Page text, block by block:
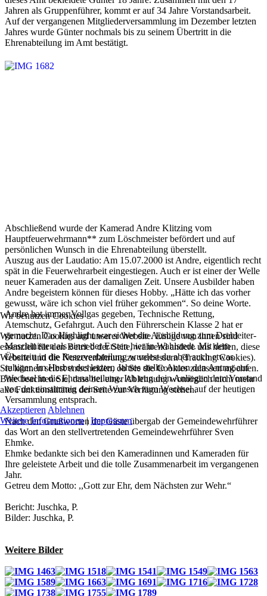
Jahren als Gruppenführer, kommt er auf 34 Jahre Vorstandsarbeit.
Auf der vergangenen Mitgliederversammlung im Dezember letzten
Jahres wurde Günter nochmals bis zu seinem Übertritt in die
Ehrenabteilung im Amt bestätigt.
Abschließend wurde der Kamerad Andre Klitzing vom
Hauptfeuerwehrmann** zum Löschmeister befördert und auf
persönlichen Wunsch in die Ehrenabteilung überstellt.
Auszug aus der Laudatio: Am 15.07.2000 ist Andre, eigentlich recht
spät in die Feuerwehrarbeit eingestiegen. Auch er ist einer der Welle
neuer Kameraden aus der damaligen Zeit. Unsere Ausbilder haben
Andre begeistern können für dieses Hobby. „Hätte ich das vorher
gewusst, wäre ich schon viel früher gekommen“. So deine Worte.
Andre hat immer Vollgas gegeben, Technische Rettung,
Atemschutz, Gefahrgut. Auch den Führerschein Klasse 2 hat er
gemacht. Das Highlight war sicher die Ausbildung zum Drehleiter-
Maschinisten als einer der Ersten hier in Wahlstedt. Mit dem
Übertritt in die Reserveabteilung wurdest du aber auch etwas
ruhiger. Im Herbst des letzten Jahres stellte Anton den Antrag auf
Wechsel in die Ehrenabteilung. Ich trug dein Anliegen dem Vorstand
vor, der einstimmig deinem Wunsch zum Wechsel auf der heutigen
Versammlung entsprach.
Nach den Grußworten der Gäste übergab der Gemeindewehrführer
das Wort an den stellvertretenden Gemeindewehrführer Sven
Ehmke.
Ehmke bedankte sich bei den Kameradinnen und Kameraden für
Ihre geleistete Arbeit und die tolle Zusammenarbeit im vergangenen
Jahr.
Getreu dem Motto: ,,Gott zur Ehr, dem Nächsten zur Wehr.“
Bericht: Juschka, P.
Bilder: Juschka, P.
Weitere Bilder
Wir benutzen Cookies
Wir nutzen Cookies auf unserer Website. Einige von ihnen sind
essenziell für den Betrieb der Seite, während andere uns helfen, diese
Website und die Nutzererfahrung zu verbessern (Tracking Cookies).
Sie können selbst entscheiden, ob Sie die Cookies zulassen möchten.
Bitte beachten Sie, dass bei einer Ablehnung womöglich nicht mehr
alle Funktionalitäten der Seite zur Verfügung stehen.
Akzeptieren Ablehnen
Weitere Informationen|Impressum